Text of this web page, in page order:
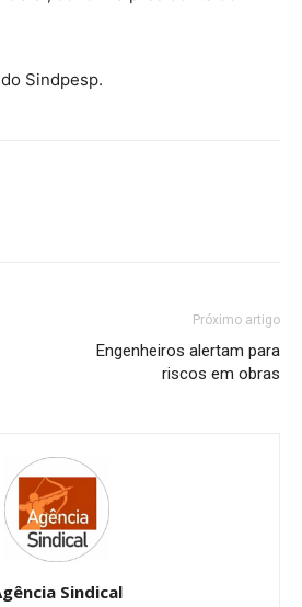
do Sindpesp.
Próximo artigo
Engenheiros alertam para
riscos em obras
Sindical